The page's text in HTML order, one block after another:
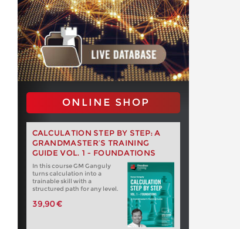
ONLINE SHOP
CALCULATION STEP BY STEP: A
GRANDMASTER’S TRAINING
GUIDE VOL. 1 - FOUNDATIONS
In this course GM Ganguly
turns calculation into a
trainable skill with a
structured path for any level.
39,90 €